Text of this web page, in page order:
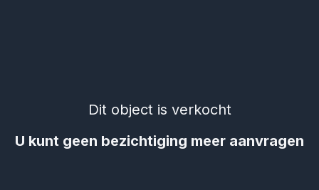
Dit object is verkocht
U kunt geen bezichtiging meer aanvragen